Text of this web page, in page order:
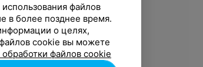
файлов
в более позднее время.
о целях,
cookie вы можете
файлов cookie